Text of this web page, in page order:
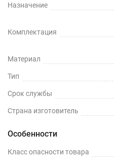
Назначение
Комплектация
Материал
Тип
Срок службы
Страна изготовитель
Особенности
Класс опасности товара